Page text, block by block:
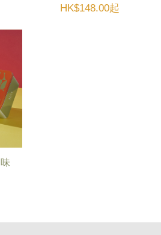
HK$148.00起